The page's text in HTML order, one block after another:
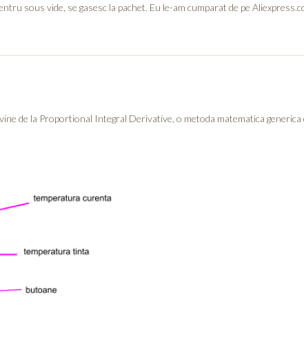
sous vide, se gasesc la pachet. Eu le-am cumparat de pe
de la Proportional Integral Derivative, o metoda matematica